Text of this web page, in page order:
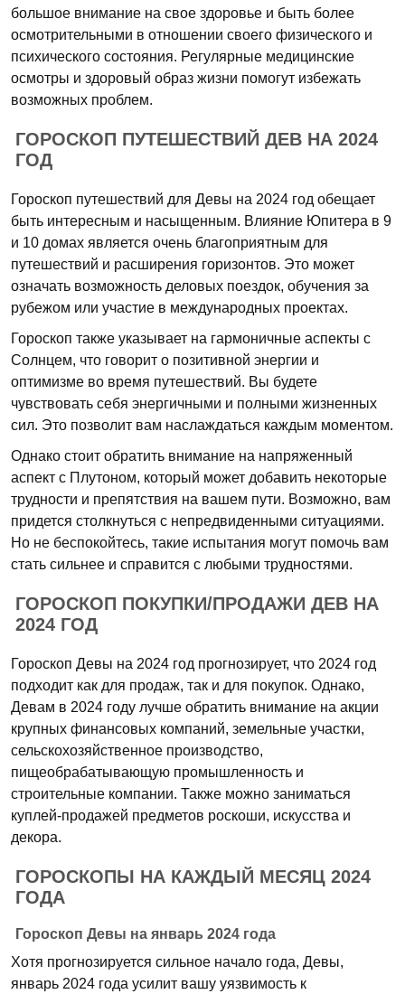
большое внимание на свое здоровье и быть более
осмотрительными в отношении своего физического и
психического состояния. Регулярные медицинские
осмотры и здоровый образ жизни помогут избежать
возможных проблем.
ГОРОСКОП ПУТЕШЕСТВИЙ ДЕВ НА 2024
ГОД
Гороскоп путешествий для Девы на 2024 год обещает
быть интересным и насыщенным. Влияние Юпитера в 9
и 10 домах является очень благоприятным для
путешествий и расширения горизонтов. Это может
означать возможность деловых поездок, обучения за
рубежом или участие в международных проектах.
Гороскоп также указывает на гармоничные аспекты с
Солнцем, что говорит о позитивной энергии и
оптимизме во время путешествий. Вы будете
чувствовать себя энергичными и полными жизненных
сил. Это позволит вам наслаждаться каждым моментом.
Однако стоит обратить внимание на напряженный
аспект с Плутоном, который может добавить некоторые
трудности и препятствия на вашем пути. Возможно, вам
придется столкнуться с непредвиденными ситуациями.
Но не беспокойтесь, такие испытания могут помочь вам
стать сильнее и справится с любыми трудностями.
ГОРОСКОП ПОКУПКИ/ПРОДАЖИ ДЕВ НА
2024 ГОД
Гороскоп Девы на 2024 год прогнозирует, что 2024 год
подходит как для продаж, так и для покупок. Однако,
Девам в 2024 году лучше обратить внимание на акции
крупных финансовых компаний, земельные участки,
сельскохозяйственное производство,
пищеобрабатывающую промышленность и
строительные компании. Также можно заниматься
куплей-продажей предметов роскоши, искусства и
декора.
ГОРОСКОПЫ НА КАЖДЫЙ МЕСЯЦ 2024
ГОДА
Гороскоп Девы на январь 2024 года
Хотя прогнозируется сильное начало года, Девы,
январь 2024 года усилит вашу уязвимость к